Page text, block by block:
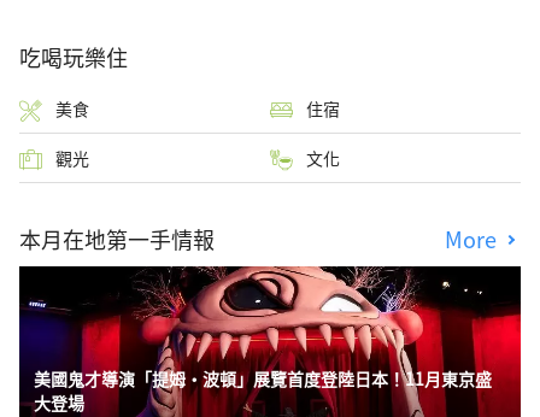
吃喝玩樂住
美食 住宿
觀光 文化
本月在地第一手情報 More
美國鬼才導演「提姆・波頓」展覽首度登陸日本！11月東京盛
大登場